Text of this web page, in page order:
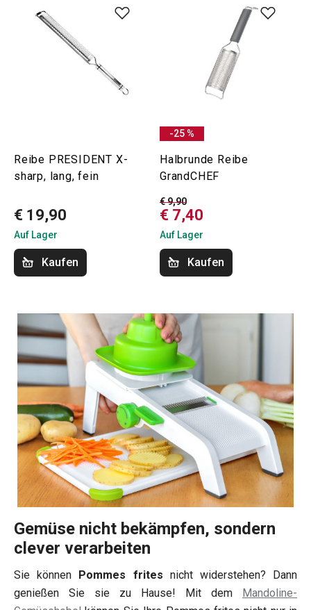
Reibe PRESIDENT X-
sharp, lang, fein
€ 19,90
Auf Lager
Kaufen
-25 %
Halbrunde Reibe
GrandCHEF
€ 9,90
€ 7,40
Auf Lager
Kaufen
Gemüse nicht bekämpfen, sondern
clever verarbeiten
Sie können Pommes frites nicht widerstehen? Dann
genießen Sie sie zu Hause! Mit dem
Mandoline-